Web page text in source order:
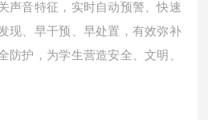
声音特征，实时自动预警、快速
现、早干预、早处置，有效弥补
防护，为学生营造安全、文明、